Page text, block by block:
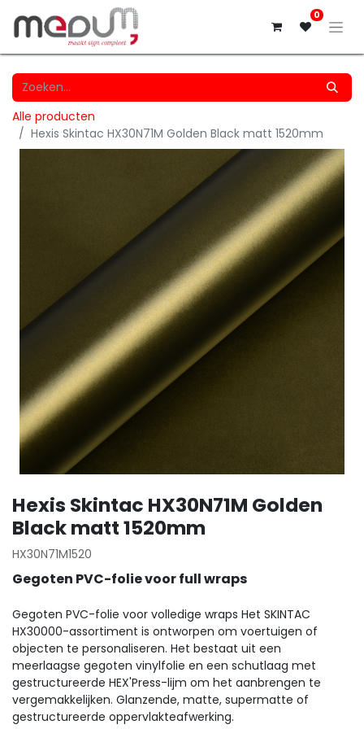
0
Alle producten
Hexis Skintac HX30N71M Golden Black matt 1520mm
Hexis Skintac HX30N71M Golden
Black matt 1520mm
HX30N71M1520
Gegoten PVC-folie voor full wraps
Gegoten PVC-folie voor volledige wraps Het SKINTAC
HX30000-assortiment is ontworpen om voertuigen of
objecten te personaliseren. Het bestaat uit een
meerlaagse gegoten vinylfolie en een schutlaag met
gestructureerde HEX'Press-lijm om het aanbrengen te
vergemakkelijken. Glanzende, matte, supermatte of
gestructureerde oppervlakteafwerking.